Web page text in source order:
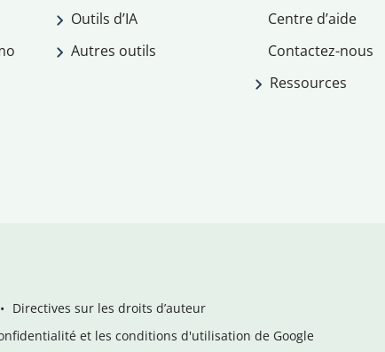
Outils d’IA
Autres outils
Centre d’aide
Contactez-nous
Ressources
Directives sur les droits d’auteur
et les conditions d'utilisation de Google